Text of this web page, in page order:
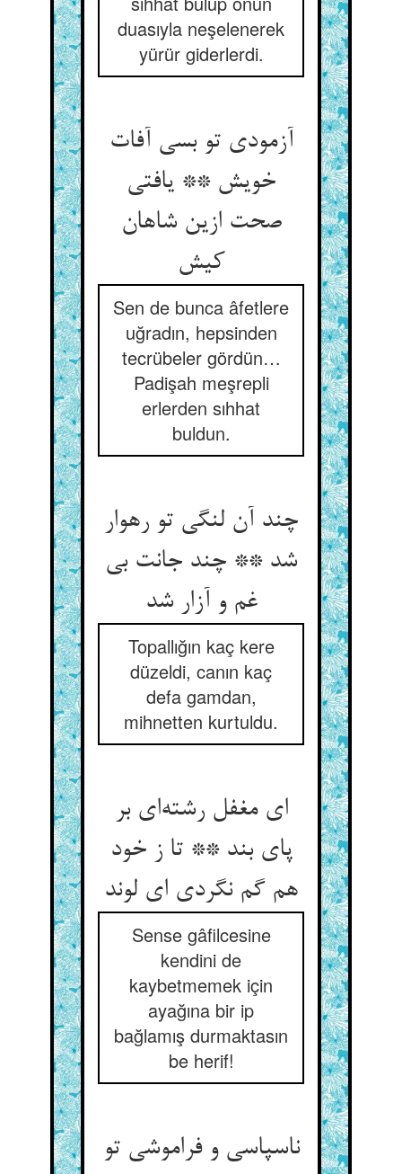
duasıyla neşelenerek
yürür giderlerdi.
آزمودی تو بسی آفات
خویش ** یافتی
صحت ازین شاهان
کیش
Sen de bunca âfetlere
uğradın, hepsinden
tecrübeler gördün…
Padişah meşrepli
erlerden sıhhat
buldun.
چند آن لنگی تو رهوار
شد ** چند جانت بی
غم و آزار شد
Topallığın kaç kere
düzeldi, canın kaç
defa gamdan,
mihnetten kurtuldu.
ای مغفل رشته‌ای بر
پای بند ** تا ز خود
هم گم نگردی ای لوند
Sense gâfilcesine
kendini de
kaybetmemek için
ayağına bir ip
bağlamış durmaktasın
be herif!
ناسپاسی و فراموشی تو